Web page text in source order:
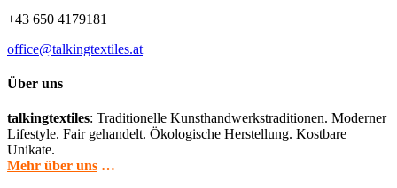
+43 650 4179181
office@talkingtextiles.at
Über uns
talkingtextiles: Traditionelle Kunsthandwerkstraditionen. Moderner
Lifestyle. Fair gehandelt. Ökologische Herstellung. Kostbare
Unikate.
Mehr über uns …